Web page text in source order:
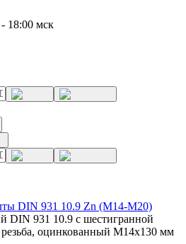
18:00 мск
DIN 931 10.9 Zn (M14-M20)
DIN 931 10.9 с шестигранной
оцинкованный M14x130 мм